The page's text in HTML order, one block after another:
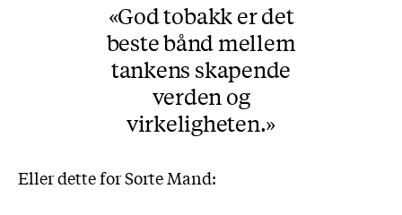
God tobakk er det
beste bånd mellem
tankens skapende
verden og
virkeligheten.
Eller dette for Sorte Mand: